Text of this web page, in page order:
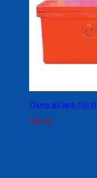
Thùng giữ lạnh 100 lít
Liên hệ